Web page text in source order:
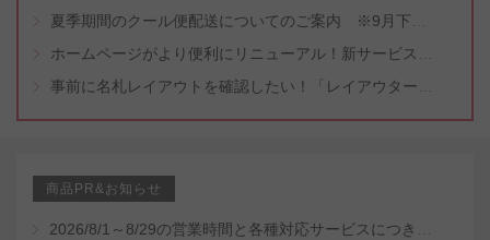
商品PR&お知らせ